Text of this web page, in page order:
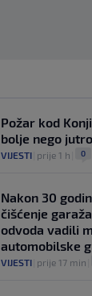
Požar kod
bolje nego
VIJESTI prije 1 h 0
Nakon 30
čišćenje
odvoda vadili
automobilske
VIJESTI prije 17 min